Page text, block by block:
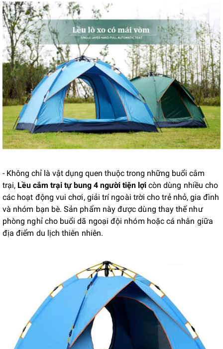
- Không chỉ là vật dụng quen thuộc trong những buổi cắm
trại, Lều cắm trại tự bung 4 người tiện lợi còn dùng nhiều cho
các hoạt động vui chơi, giải trí ngoài trời cho trẻ nhỏ, gia đình
và nhóm bạn bè. Sản phẩm này được dùng thay thế như
phòng nghỉ cho buổi dã ngoại đội nhóm hoặc cá nhân giữa
địa điểm du lịch thiên nhiên.